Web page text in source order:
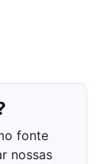
fonte
nossas